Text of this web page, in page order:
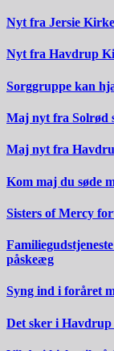
Nyt fra Jersie Kirke
Nyt fra Havdrup
Sorggruppe kan
Maj nyt fra Solrød
Maj nyt fra
Kom maj du søde
Sisters of Mercy
påskeæg
Syng ind i foråret
Det sker i